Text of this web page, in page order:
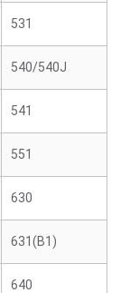
531
540/540J
541
551
630
631(B1)
640